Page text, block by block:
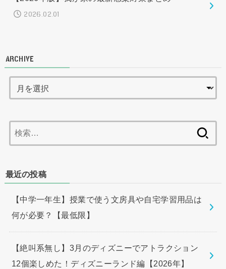
2026.02.01
ARCHIVE
索:
最近の投稿
【中学一年生】授業で使う文房具や自宅学習用品は
何が必要？【最低限】
【絶叫系無し】3月のディズニーでアトラクション
12個楽しめた！ディズニーランド編【2026年】